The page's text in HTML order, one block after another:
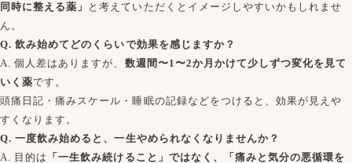
同時に整える薬」
と考えていただくとイメージしやすいかもしれませ
ん。
Q. 飲み始めてどのくらいで効果を感じますか？
A. 個人差はありますが、 数週間〜1〜2か月かけて少しずつ変化を見て
いく薬です。
頭痛日記・痛みスケール・睡眠の記録などをつけると、効果が見えや
すくなります。
Q. 一度飲み始めると、一生やめられなくなりませんか？
A. 目的は 「一生飲み続けること」ではなく、「痛みと気分の悪循環を